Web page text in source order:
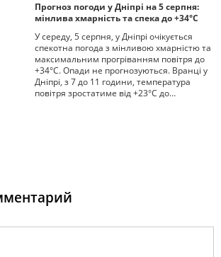
Прогноз погоди у Дніпрі на 5 серпня:
мінлива хмарність та спека до +34°С
У середу, 5 серпня, у Дніпрі очікується
спекотна погода з мінливою хмарністю та
максимальним прогріванням повітря до
+34°С. Опади не прогнозуються. Вранці у
Дніпрі, з 7 до 11 години, температура
повітря зростатиме від +23°С до…